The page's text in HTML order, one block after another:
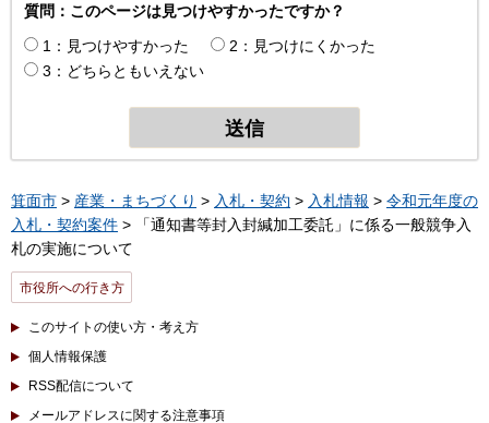
質問：このページは見つけやすかったですか？
1：見つけやすかった
2：見つけにくかった
3：どちらともいえない
箕面市 > 産業・まちづくり > 入札・契約 > 入札情報 > 令和元年度の
入札・契約案件 > 「通知書等封入封緘加工委託」に係る一般競争入
札の実施について
市役所への行き方
このサイトの使い方・考え方
個人情報保護
RSS配信について
メールアドレスに関する注意事項